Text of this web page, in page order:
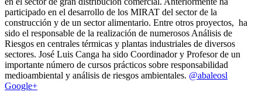
participado en el desarrollo de los MIRAT del sector de la
construcción y de un sector alimentario. Entre otros proyectos, ha
sido el responsable de la realización de numerosos Análisis de
Riesgos en centrales térmicas y plantas industriales de diversos
sectores. José Luis Canga ha sido Coordinador y Profesor de un
importante número de cursos prácticos sobre responsabilidad
medioambiental y análisis de riesgos ambientales. @abaleosl
Google+